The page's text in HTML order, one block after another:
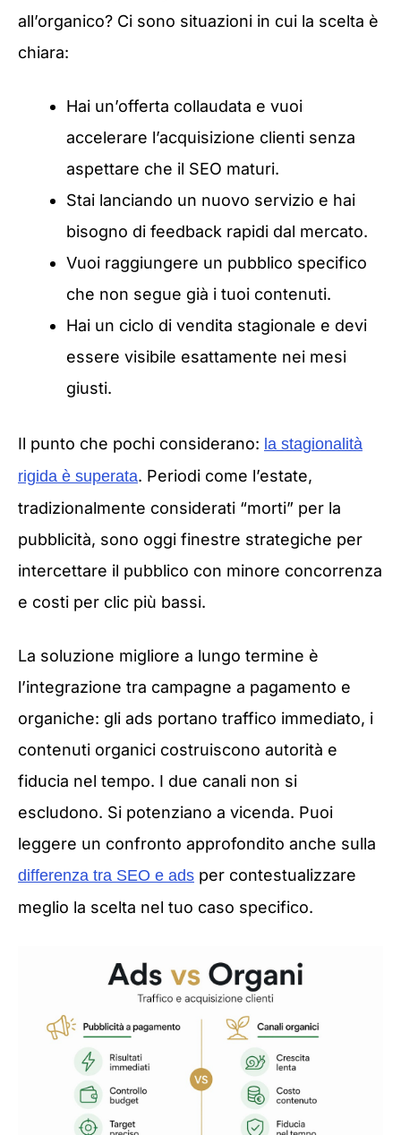
all’organico? Ci sono situazioni in cui la scelta è
chiara:
Hai un’offerta collaudata e vuoi
accelerare l’acquisizione clienti senza
aspettare che il SEO maturi.
Stai lanciando un nuovo servizio e hai
bisogno di feedback rapidi dal mercato.
Vuoi raggiungere un pubblico specifico
che non segue già i tuoi contenuti.
Hai un ciclo di vendita stagionale e devi
essere visibile esattamente nei mesi
giusti.
Il punto che pochi considerano: la stagionalità
rigida è superata. Periodi come l’estate,
tradizionalmente considerati “morti” per la
pubblicità, sono oggi finestre strategiche per
intercettare il pubblico con minore concorrenza
e costi per clic più bassi.
La soluzione migliore a lungo termine è
l’integrazione tra campagne a pagamento e
organiche: gli ads portano traffico immediato, i
contenuti organici costruiscono autorità e
fiducia nel tempo. I due canali non si
escludono. Si potenziano a vicenda. Puoi
leggere un confronto approfondito anche sulla
differenza tra SEO e ads per contestualizzare
meglio la scelta nel tuo caso specifico.